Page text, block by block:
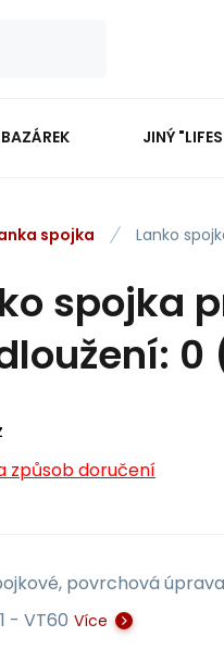
BAZÁREK JINÝ
spojka Lanko
spojka
způsob doručení
povrchová
- VT60 Více